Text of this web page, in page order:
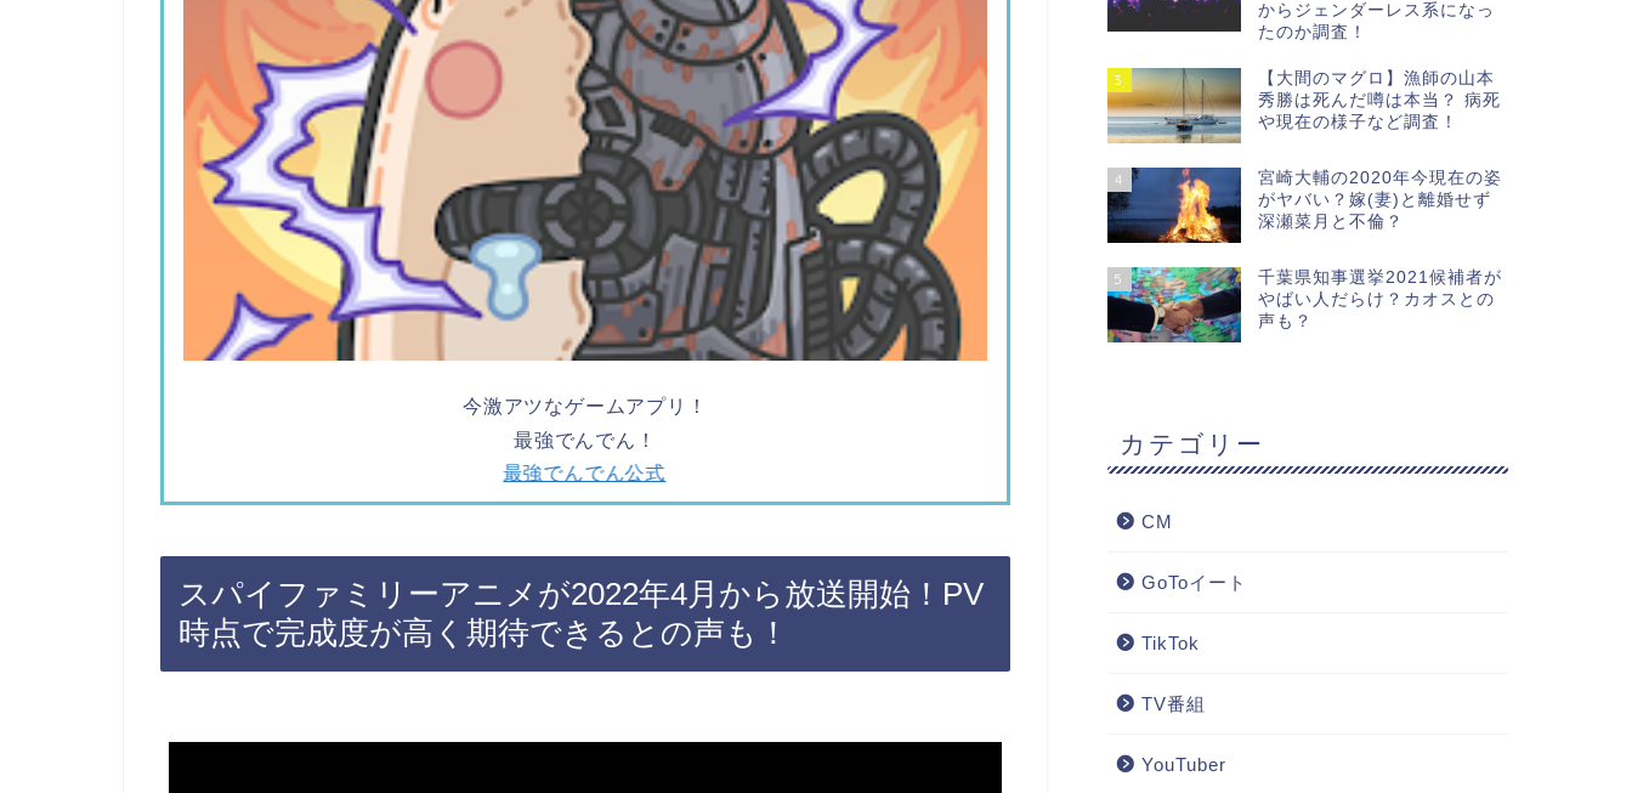
今激アツなゲームアプリ！
最強でんでん！
最強でんでん公式
スパイファミリーアニメが2022年4月から放送開始！PV
時点で完成度が高く期待できるとの声も！
からジェンダーレス系になっ
たのか調査！
3
【大間のマグロ】漁師の山本
秀勝は死んだ噂は本当？ 病死
や現在の様子など調査！
4
宮崎大輔の2020年今現在の姿
がヤバい？嫁(妻)と離婚せず
深瀬菜月と不倫？
5
千葉県知事選挙2021候補者が
やばい人だらけ？カオスとの
声も？
カテゴリー
CM
GoToイート
TikTok
TV番組
YouTuber